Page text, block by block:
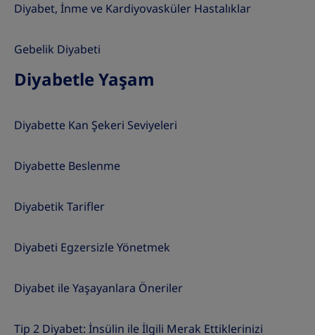
Diyabet, İnme ve Kardiyovasküler Hastalıklar
Gebelik Diyabeti
Diyabetle Yaşam
Diyabette Kan Şekeri Seviyeleri
Diyabette Beslenme
Diyabetik Tarifler
Diyabeti Egzersizle Yönetmek
Diyabet ile Yaşayanlara Öneriler
Tip 2 Diyabet: İnsülin ile İlgili Merak Ettiklerinizi